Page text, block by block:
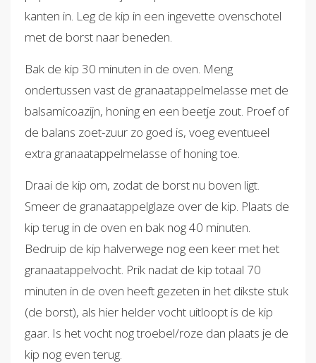
kanten in. Leg de kip in een ingevette ovenschotel
met de borst naar beneden.
Bak de kip 30 minuten in de oven. Meng
ondertussen vast de granaatappelmelasse met de
balsamicoazijn, honing en een beetje zout. Proef of
de balans zoet-zuur zo goed is, voeg eventueel
extra granaatappelmelasse of honing toe.
Draai de kip om, zodat de borst nu boven ligt.
Smeer de granaatappelglaze over de kip. Plaats de
kip terug in de oven en bak nog 40 minuten.
Bedruip de kip halverwege nog een keer met het
granaatappelvocht. Prik nadat de kip totaal 70
minuten in de oven heeft gezeten in het dikste stuk
(de borst), als hier helder vocht uitloopt is de kip
gaar. Is het vocht nog troebel/roze dan plaats je de
kip nog even terug.